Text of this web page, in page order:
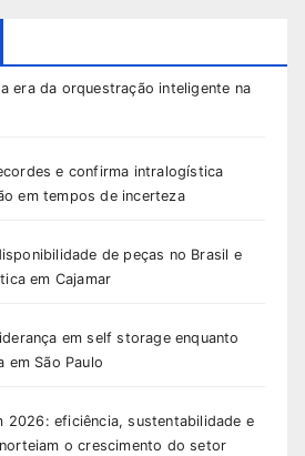
era da orquestração inteligente na
e confirma intralogística
em tempos de incerteza
de peças no Brasil e
em Cajamar
em self storage enquanto
em São Paulo
2026: eficiência, sustentabilidade e
o crescimento do setor